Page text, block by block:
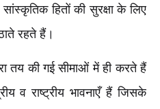
सांस्कृतिक हितों की सुरक्षा के लिए
रहते हैं।
तय की गई सीमाओं में ही करते हैं
व राष्ट्रीय भावनाएँ हैं जिसके